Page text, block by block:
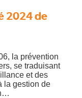
2024 de
la prévention
se traduisant
et des
la gestion de